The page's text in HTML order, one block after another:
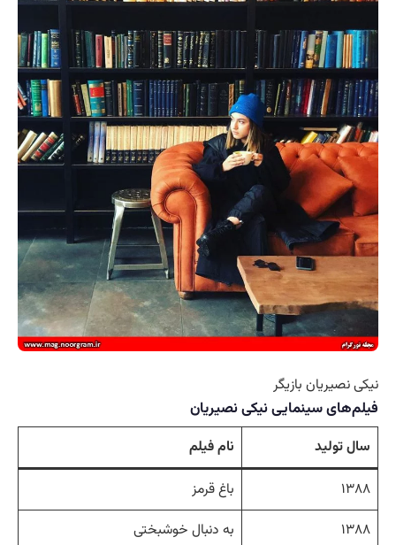
نیکی نصیریان بازیگر
فیلم‌های سینمایی نیکی نصیریان
سال تولید
نام فیلم
۱۳۸۸
باغ قرمز
۱۳۸۸
به دنبال خوشبختی